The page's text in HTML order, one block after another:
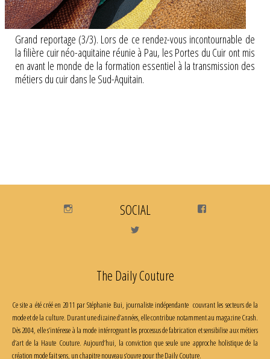
Grand reportage (3/3). Lors de ce rendez-vous incontournable de
la filière cuir néo-aquitaine réunie à Pau, les Portes du Cuir ont mis
en avant le monde de la formation essentiel à la transmission des
métiers du cuir dans le Sud-Aquitain.
SOCIAL
The Daily Couture
Ce site a été créé en 2011 par Stéphanie Bui, journaliste indépendante couvrant les secteurs de la
mode et de la culture. Durant une dizaine d’années, elle contribue notamment au magazine Crash.
Dès 2004, elle s’intéresse à la mode intérrogeant les processus de fabrication et sensibilise aux métiers
d’art de la Haute Couture. Aujourd’hui, la conviction que seule une approche holistique de la
création mode fait sens, un chapitre nouveau s’ouvre pour the Daily Couture.